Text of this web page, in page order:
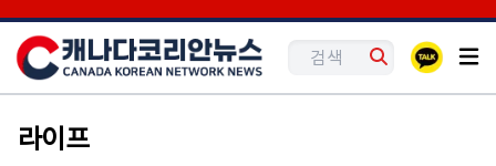
라이프